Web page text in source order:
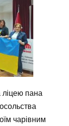
ліцею пана
чарівним